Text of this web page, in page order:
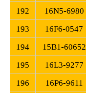
192
16N5-6980
193
16F6-0547
194
15B1-60652
195
16L3-9277
196
16P6-9611